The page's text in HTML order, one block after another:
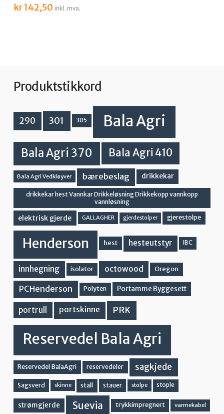
kr142,50 inkl. mva.
Produktstikkord
290 301 305 Bala Agri
Bala Agri 370 Bala Agri 410
Bala Agri Vedkløyver bærebeslag drikkekar
drikkekar hest Vannkar Drikkeløsning Drikkekopp vannkopp
vannløsning
elektrisk gjerde GALLAGHER gjerdestolper gjerestolpe
Henderson hest hesteutstyr IBC
innhegning isolator octowood Oregon
PCHenderson Polyten Portamme Byggesett
portrull portskinne PRK
Reservedel Bala Agri
Reservedel BalaAgri reservedeler sagkjede
Sagsverd skinne stall stauer stolpe stople
strømgjerde Suevia trykkimpregnert varmekabel